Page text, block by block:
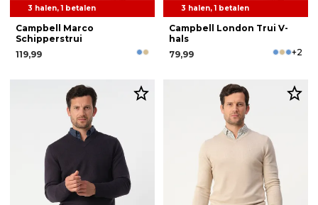
3 halen, 1 betalen
Campbell Marco
Schipperstrui
119,99
3 halen, 1 betalen
Campbell London Trui V-
hals
79,99
+2